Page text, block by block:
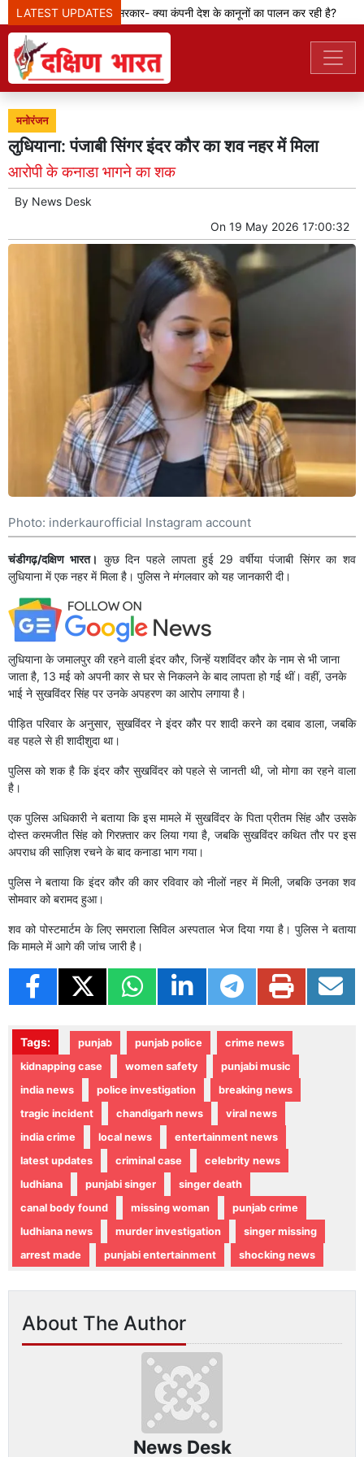
LATEST UPDATES
मेटा टीम से पूछ रही सरकार- क्या कंपनी देश के कानूनों का पालन कर रही है?
मनोरंजन
लुधियाना: पंजाबी सिंगर इंदर कौर का शव नहर में मिला
आरोपी के कनाडा भागने का शक
By News Desk
On 19 May 2026 17:00:32
Photo: inderkaurofficial Instagram account
चंडीगढ़/दक्षिण भारत। कुछ दिन पहले लापता हुई 29 वर्षीया पंजाबी सिंगर का शव
लुधियाना में एक नहर में मिला है। पुलिस ने मंगलवार को यह जानकारी दी।
लुधियाना के जमालपुर की रहने वाली इंदर कौर, जिन्हें यशविंदर कौर के नाम से भी जाना
जाता है, 13 मई को अपनी कार से घर से निकलने के बाद लापता हो गई थीं। वहीं, उनके
भाई ने सुखविंदर सिंह पर उनके अपहरण का आरोप लगाया है।
पीड़ित परिवार के अनुसार, सुखविंदर ने इंदर कौर पर शादी करने का दबाव डाला, जबकि
वह पहले से ही शादीशुदा था।
पुलिस को शक है कि इंदर कौर सुखविंदर को पहले से जानती थी, जो मोगा का रहने वाला
है।
एक पुलिस अधिकारी ने बताया कि इस मामले में सुखविंदर के पिता प्रीतम सिंह और उसके
दोस्त करमजीत सिंह को गिरफ़्तार कर लिया गया है, जबकि सुखविंदर कथित तौर पर इस
अपराध की साज़िश रचने के बाद कनाडा भाग गया।
पुलिस ने बताया कि इंदर कौर की कार रविवार को नीलों नहर में मिली, जबकि उनका शव
सोमवार को बरामद हुआ।
शव को पोस्टमार्टम के लिए समराला सिविल अस्पताल भेज दिया गया है। पुलिस ने बताया
कि मामले में आगे की जांच जारी है।
Tags: punjab punjab police
crime news
kidnapping case
women safety
punjabi music
india news
police investigation
breaking news
tragic incident
chandigarh news
viral news
india crime
local news
entertainment news
latest updates
criminal case
celebrity news
ludhiana
punjabi singer
singer death
canal body found
missing woman
punjab crime
ludhiana news
murder investigation
singer missing
arrest made
punjabi entertainment shocking news
About The Author
News Desk